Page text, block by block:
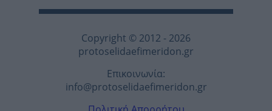
Copyright © 2012 - 2026
protoselidaefimeridon.gr
Επικοινωνία:
info@protoselidaefimeridon.gr